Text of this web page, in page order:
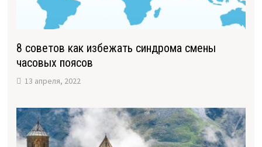
8 советов как избежать синдрома смены
часовых поясов
13 апреля, 2022